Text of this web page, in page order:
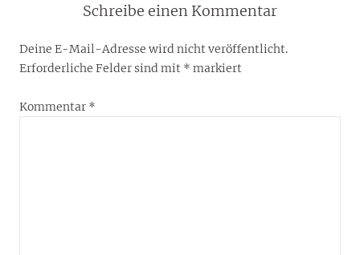
Schreibe einen Kommentar
Deine E-Mail-Adresse wird nicht veröffentlicht.
Erforderliche Felder sind mit * markiert
Kommentar *